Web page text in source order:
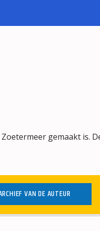
gemaakt is.
VAN DE AUTEUR